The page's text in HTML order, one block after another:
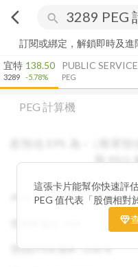
arrow_back_ios search
訂閱或綁定，解鎖即時及進
宜特
3289
138.50
-5.78%
PUBLIC
PEG
PEG 計算機
用 PEG
PEG :N/A
預估EPS年增率 :0.00%
這張卡片能幫你快速評
PEG 值代表「股價相對
低，通常表示股票價格
潛力，具備投資吸引力